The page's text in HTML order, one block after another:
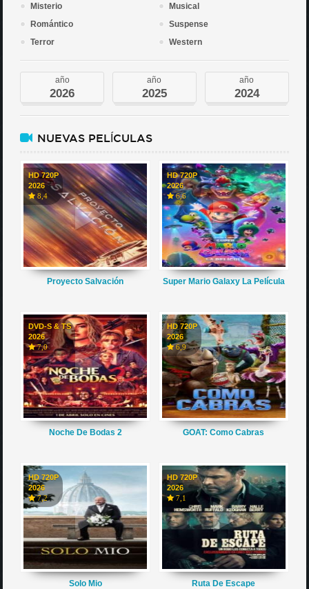
Misterio
Musical
Romántico
Suspense
Terror
Western
año
2026
año
2025
año
2024
NUEVAS PELÍCULAS
HD 720P
2026
8,4
Proyecto Salvación
HD 720P
2026
6,6
Super Mario Galaxy La Película
DVD-S & TS
2026
7,0
Noche De Bodas 2
HD 720P
2026
6,9
GOAT: Como Cabras
HD 720P
2026
7,2
Solo Mio
HD 720P
2026
7,1
Ruta De Escape